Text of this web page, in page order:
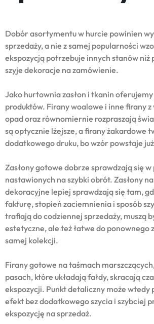
Dobór asortymentu w hurcie powinien
sprzedaży, a nie z samej popularności
ekspozycją potrzebuje innych stanów niż
szyje dekoracje na zamówienie.
Jako hurtownia zasłon i tkanin
produktów. Firany woalowe i inne firany
opad oraz równomiernie rozpraszają
są optycznie lżejsze, a firany żakardowe
dodatkowego druku, bo wzór powstaje
Zasłony gotowe dobrze sprawdzają się w
nastawionych na szybki obrót. Zasłony
dekoracyjne lepiej sprawdzają się tam,
fakturę, stopień zaciemnienia i sposób
trafiają do codziennej sprzedaży, muszą
estetyczne, ale też łatwe do ponownego
samej kolekcji.
Firany gotowe na taśmach
pasach, które układają fałdy, skracają
ekspozycji. Punkt detaliczny może wtedy
efekt bez dodatkowego szycia i szybciej
ekspozycję na sprzedaż.